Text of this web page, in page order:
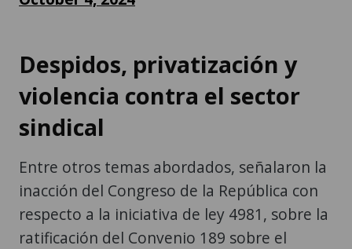
Despidos, privatización y
violencia contra el sector
sindical
Entre otros temas abordados, señalaron la
inacción del Congreso de la República con
respecto a la iniciativa de ley 4981, sobre la
ratificación del Convenio 189 sobre el